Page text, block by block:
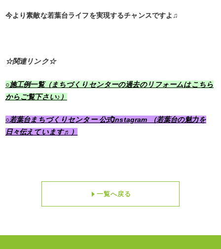
今より素敵な若葉台ライフを実現するチャンスですよ♫
☆関連リンク☆
○施工例一覧（まちづくりセンターの過去のリフォームはこちら
からご覧下さい♪）
○若葉台まちづくりセンター 公式Instagram （若葉台の魅力を
日々伝えています♬）
一覧へ戻る